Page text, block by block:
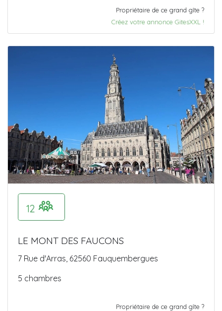
Propriétaire de ce grand gîte ?
Créez votre annonce GitesXXL !
12
LE MONT DES FAUCONS
7 Rue d'Arras, 62560 Fauquembergues
5 chambres
Propriétaire de ce grand gîte ?